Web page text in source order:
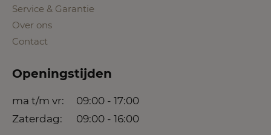
Service & Garantie
Over ons
Contact
Openingstijden
ma t/m vr:
09:00 - 17:00
Zaterdag:
09:00 - 16:00